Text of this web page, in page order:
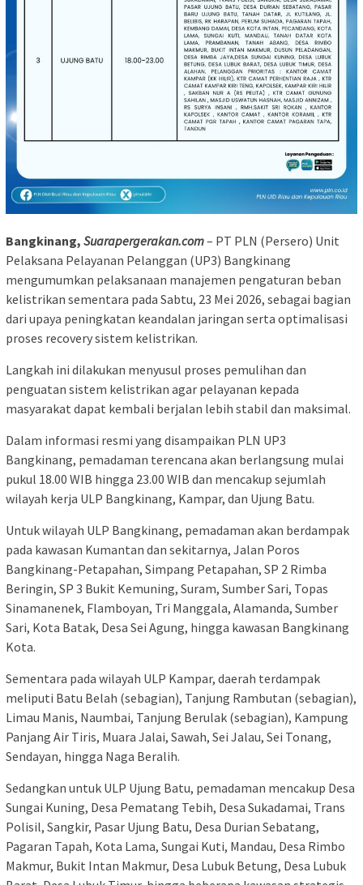
Bangkinang, Suarapergerakan.com– PT PLN (Persero) Unit
Pelaksana Pelayanan Pelanggan (UP3) Bangkinang
mengumumkan pelaksanaan manajemen pengaturan beban
kelistrikan sementara pada Sabtu, 23 Mei 2026, sebagai bagian
dari upaya peningkatan keandalan jaringan serta optimalisasi
proses recovery sistem kelistrikan.
Langkah ini dilakukan menyusul proses pemulihan dan
penguatan sistem kelistrikan agar pelayanan kepada
masyarakat dapat kembali berjalan lebih stabil dan maksimal.
Dalam informasi resmi yang disampaikan PLN UP3
Bangkinang, pemadaman terencana akan berlangsung mulai
pukul 18.00 WIB hingga 23.00 WIB dan mencakup sejumlah
wilayah kerja ULP Bangkinang, Kampar, dan Ujung Batu.
Untuk wilayah ULP Bangkinang, pemadaman akan berdampak
pada kawasan Kumantan dan sekitarnya, Jalan Poros
Bangkinang-Petapahan, Simpang Petapahan, SP 2 Rimba
Beringin, SP 3 Bukit Kemuning, Suram, Sumber Sari, Topas
Sinamanenek, Flamboyan, Tri Manggala, Alamanda, Sumber
Sari, Kota Batak, Desa Sei Agung, hingga kawasan Bangkinang
Kota.
Sementara pada wilayah ULP Kampar, daerah terdampak
meliputi Batu Belah (sebagian), Tanjung Rambutan (sebagian),
Limau Manis, Naumbai, Tanjung Berulak (sebagian), Kampung
Panjang Air Tiris, Muara Jalai, Sawah, Sei Jalau, Sei Tonang,
Sendayan, hingga Naga Beralih.
Sedangkan untuk ULP Ujung Batu, pemadaman mencakup Desa
Sungai Kuning, Desa Pematang Tebih, Desa Sukadamai, Trans
Polisil, Sangkir, Pasar Ujung Batu, Desa Durian Sebatang,
Pagaran Tapah, Kota Lama, Sungai Kuti, Mandau, Desa Rimbo
Makmur, Bukit Intan Makmur, Desa Lubuk Betung, Desa Lubuk